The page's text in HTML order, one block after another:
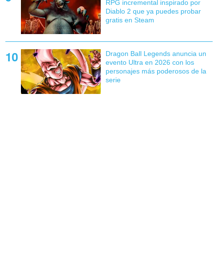
RPG incremental inspirado por
Diablo 2 que ya puedes probar
gratis en Steam
Dragon Ball Legends anuncia un
evento Ultra en 2026 con los
personajes más poderosos de la
serie